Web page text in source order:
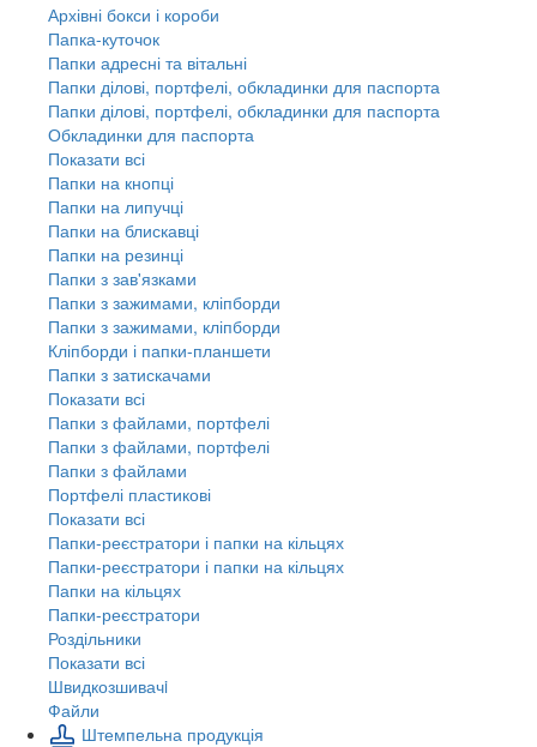
Архівні бокси і короби
Папка-куточок
Папки адресні та вітальні
Папки ділові, портфелі, обкладинки для паспорта
Папки ділові, портфелі, обкладинки для паспорта
Обкладинки для паспорта
Показати всі
Папки на кнопці
Папки на липучці
Папки на блискавці
Папки на резинці
Папки з зав'язками
Папки з зажимами, кліпборди
Папки з зажимами, кліпборди
Кліпборди і папки-планшети
Папки з затискачами
Показати всі
Папки з файлами, портфелі
Папки з файлами, портфелі
Папки з файлами
Портфелі пластикові
Показати всі
Папки-реєстратори і папки на кільцях
Папки-реєстратори і папки на кільцях
Папки на кільцях
Папки-реєстратори
Роздільники
Показати всі
Швидкозшивачi
Файли
Штемпельна продукція